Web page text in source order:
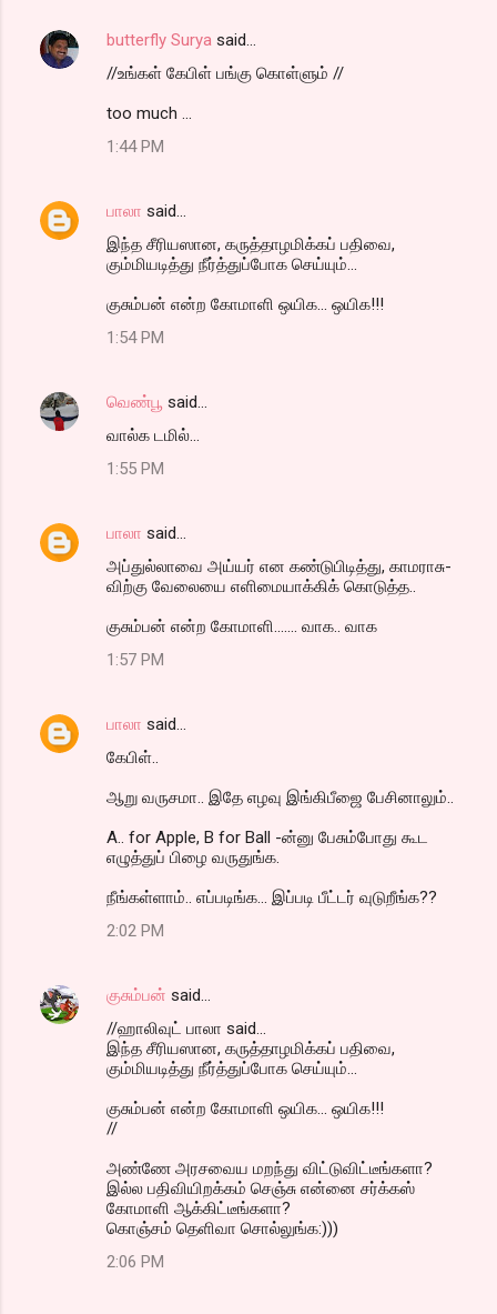
butterfly Surya said…
//உங்கள் கேபிள் பங்கு கொள்ளும் //
too much ...
1:44 PM
பாலா said…
இந்த சீரியஸான, கருத்தாழமிக்கப் பதிவை,
கும்மியடித்து நீர்த்துப்போக செய்யும்...
குசும்பன் என்ற கோமாளி ஒயிக... ஒயிக!!!
1:54 PM
வெண்பூ said…
வால்க‌ ட‌மில்...
1:55 PM
பாலா said…
அப்துல்லாவை அய்யர் என கண்டுபிடித்து, காமராசு-
விற்கு வேலையை எளிமையாக்கிக் கொடுத்த..
குசும்பன் என்ற கோமாளி....... வாக.. வாக
1:57 PM
பாலா said…
கேபிள்..
ஆறு வருசமா.. இதே எழவு இங்கிபீஜை பேசினாலும்..
A.. for Apple, B for Ball -ன்னு பேசும்போது கூட
எழுத்துப் பிழை வருதுங்க.
நீங்கள்ளாம்.. எப்படிங்க... இப்படி பீட்டர் வுடுறீங்க??
2:02 PM
குசும்பன் said…
//ஹாலிவுட் பாலா said...
இந்த சீரியஸான, கருத்தாழமிக்கப் பதிவை,
கும்மியடித்து நீர்த்துப்போக செய்யும்...
குசும்பன் என்ற கோமாளி ஒயிக... ஒயிக!!!
//
அண்ணே அரசவைய மறந்து விட்டுவிட்டீங்களா?
இல்ல பதிவியிறக்கம் செஞ்சு என்னை சர்க்கஸ்
கோமாளி ஆக்கிட்டீங்களா?
கொஞ்சம் தெளிவா சொல்லுங்க:)))
2:06 PM